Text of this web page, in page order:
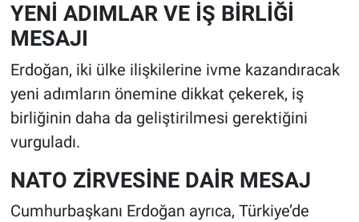
YENİ ADIMLAR VE İŞ BİRLİĞİ
MESAJI
Erdoğan, iki ülke ilişkilerine ivme kazandıracak
yeni adımların önemine dikkat çekerek, iş
birliğinin daha da geliştirilmesi gerektiğini
vurguladı.
NATO ZİRVESİNE DAİR MESAJ
Cumhurbaşkanı Erdoğan ayrıca, Türkiye’de